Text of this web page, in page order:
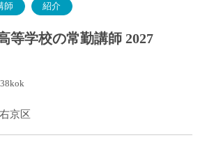
師 紹介
等学校の常勤講師 2027
京区